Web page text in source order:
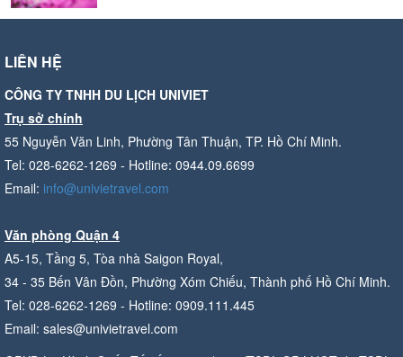
LIÊN HỆ
CÔNG TY TNHH DU LỊCH UNIVIET
Trụ sở chính
55 Nguyễn Văn Linh, Phường Tân Thuận, TP. Hồ Chí Minh.
Tel: 028-6262-1269 - Hotline: 0944.09.6699
Email: info@univietravel.com
Văn phòng Quận 4
A5-15, Tầng 5, Tòa nhà Saigon Royal,
34 - 35 Bến Vân Đồn, Phường Xóm Chiếu, Thành phố Hồ Chí Minh.
Tel: 028-6262-1269 - Hotline: 0909.111.445
Email: sales@univietravel.com